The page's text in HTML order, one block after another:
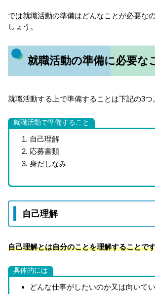
では就職活動の準備はどんなことが必要な
しょう。
就職活動の準備に必要な
就職活動する上で準備することは下記の3つ
就職活動で準備すること
自己理解
応募書類
身だしなみ
自己理解
自己理解とは自分のことを理解することで
具体的には
どんな仕事がしたいのか又は向いて